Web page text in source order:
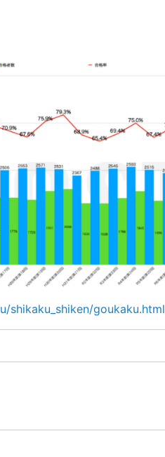
shikaku_shiken/goukaku.html